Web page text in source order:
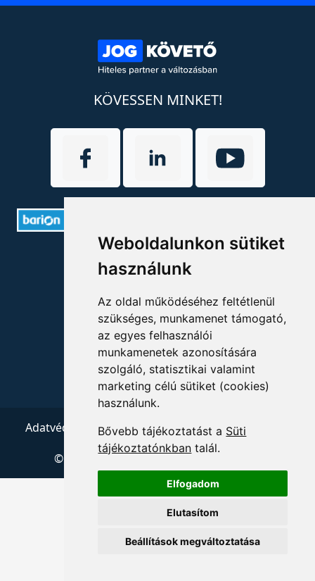
Weboldalunkon sütiket
használunk
Az oldal működéséhez feltétlenül
szükséges, munkamenet támogató,
az egyes felhasználói
munkamenetek azonosítására
szolgáló, statisztikai valamint
marketing célú sütiket (cookies)
használunk.
Bővebb tájékoztatást a Süti
tájékoztatónkban talál.
Elfogadom
Elutasítom
Beállítások megváltoztatása
KÖVESSEN MINKET!
ELÉRHETŐSÉGEK
info@mprx.hu
Adatvédelem ÁSZF Impresszum
Kapcsolat
© 2026 Copyright:Menedzserpraxis.hu